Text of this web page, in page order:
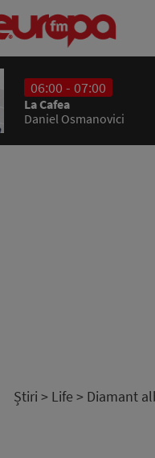
06:00 - 07:00
La Cafea
Daniel Osmanovici
Știri > Life > Diamant